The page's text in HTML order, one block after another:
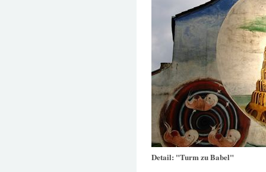
Detail: "Turm zu Babel"